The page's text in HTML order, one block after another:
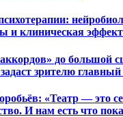
и клиническая
до большой
зрителю
«Театр — это
И нам есть что